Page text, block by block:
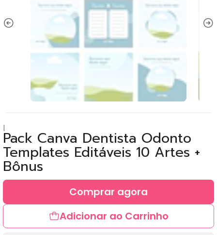
|Pack Canva Dentista Odonto
Templates Editáveis 10 Artes +
Bônus
Adicionar ao Carrinho
Comprar agora